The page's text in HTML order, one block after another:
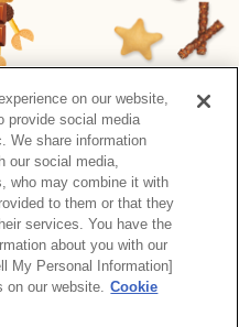
ント一覧
て
プライバシーポリシー
ご利用規約 リンク
on our website,
provide social media
We share information
our social media,
who may combine it with
to them or that they
services. You have the
about you with our
My Personal Information]
on our website. Cookie